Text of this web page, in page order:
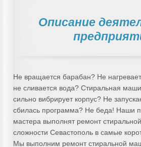
Описание
Не вращается барабан? Не
не сливается вода? Стиральная
сильно вибрирует корпус? Не
сбилась программа? Не беда! Наши
мастера выполнят ремонт
сложности Севастополь в самые
Мы выполним ремонт стиральной